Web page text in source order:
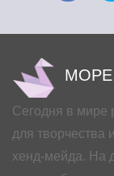
МОРЕ
Сегодня в мире
для творчества
хенд-мейда. На